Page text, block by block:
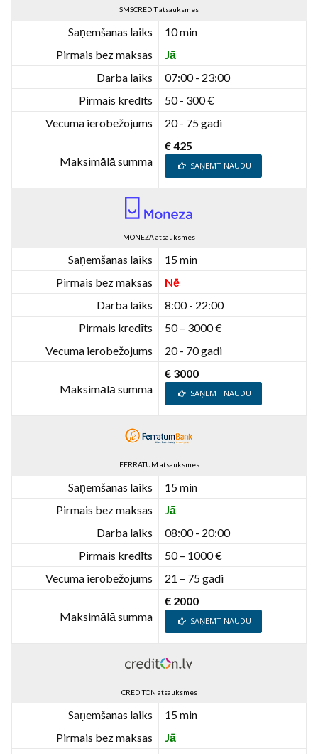
SMSCREDIT atsauksmes
Saņemšanas laiks
10 min
Pirmais bez maksas
Jā
Darba laiks
07:00 - 23:00
Pirmais kredīts
50 - 300 €
Vecuma ierobežojums
20 - 75 gadi
Maksimālā summa
€ 425
SAŅEMT NAUDU
MONEZA atsauksmes
Saņemšanas laiks
15 min
Pirmais bez maksas
Nē
Darba laiks
8:00 - 22:00
Pirmais kredīts
50 – 3000 €
Vecuma ierobežojums
20 - 70 gadi
Maksimālā summa
€ 3000
SAŅEMT NAUDU
FERRATUM atsauksmes
Saņemšanas laiks
15 min
Pirmais bez maksas
Jā
Darba laiks
08:00 - 20:00
Pirmais kredīts
50 – 1000 €
Vecuma ierobežojums
21 – 75 gadi
Maksimālā summa
€ 2000
SAŅEMT NAUDU
CREDITON atsauksmes
Saņemšanas laiks
15 min
Pirmais bez maksas
Jā